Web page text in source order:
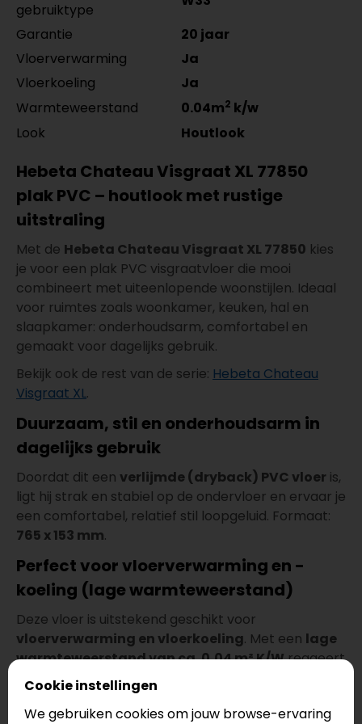
gebruiktype
Garantie
20 jaar
Vloerverwarming
Ja
Vloerkoeling
Ja
Warmteweerstand
0.04m2 k/w
Look
Houtlook
Hebeta Chateau Visgraat XL 77850
plak PVC – houtlook met rustige
uitstraling
Met de Hebeta Chateau Visgraat XL 77850 kies
je voor een plak PVC visgraatvloer die mooi
combineert met uiteenlopende woonstijlen. Ideaal
voor ruimtes zoals woonkamer, keuken, hal en
slaapkamer: onderhoudsarm, comfortabel en
gemaakt voor dagelijks gebruik.
Bekijk ook de rest van de serie: Hebeta Chateau
Visgraat XL.
Duurzaam, stil en onderhoudsarm in
dagelijks gebruik
Doordat dit een verlijmde (dryback) PVC vloer is,
ligt hij strak en stabiel op de ondervloer en ervaar je
een comfortabel, relatief stil loopgeluid. Formaat:
765 x 153 mm.
Perfect voor vloerverwarming en -
koeling (lage warmteweerstand)
Deze vloer is uitstekend geschikt voor
vloerverwarming en vloerkoeling. Met een lage
warmteweerstand van ca. 0,04 m² K/Wreageert
de vloer snel op temperatuur. Dat zorgt voor een
comfortabel en efficiënt resultaat.
Cookie instellingen
We gebruiken cookies om jouw browse-ervaring